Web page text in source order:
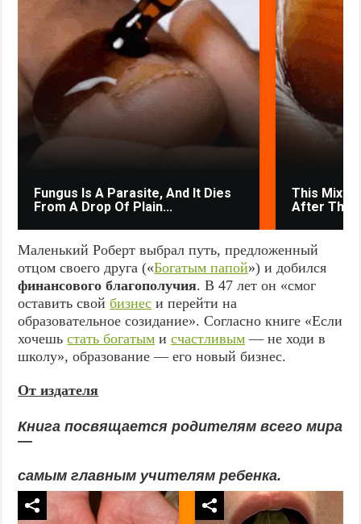
Fungus Is A Parasite, And It Dies
From A Drop Of Plain...
This
After The
Маленький Роберт выбрал путь, предложенный
отцом своего друга («Богатым папой») и добился
финансового благополучия. В 47 лет он «смог
оставить свойбизнес и перейти на
образовательное созидание». Согласно книге «Если
хочешьстать богатым исчастливым — не ходи в
школу», образование — его новый бизнес.
От издателя
Книга посвящается родителям всего мира
—
самым главным учителям ребенка.